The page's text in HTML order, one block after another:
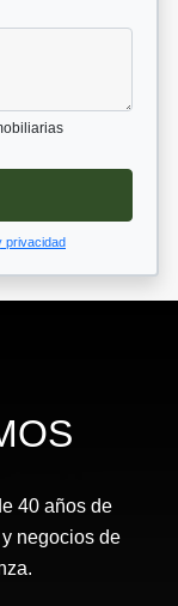
privacidad
40 años de
negocios de